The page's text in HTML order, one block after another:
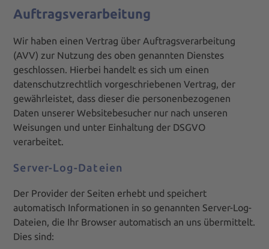
Auftragsverarbeitung
Wir haben einen Vertrag über Auftragsverarbeitung
(AVV) zur Nutzung des oben genannten Dienstes
geschlossen. Hierbei handelt es sich um einen
datenschutzrechtlich vorgeschriebenen Vertrag, der
gewährleistet, dass dieser die personenbezogenen
Daten unserer Websitebesucher nur nach unseren
Weisungen und unter Einhaltung der DSGVO
verarbeitet.
Server-Log-Dateien
Der Provider der Seiten erhebt und speichert
automatisch Informationen in so genannten Server-Log-
Dateien, die Ihr Browser automatisch an uns übermittelt.
Dies sind: